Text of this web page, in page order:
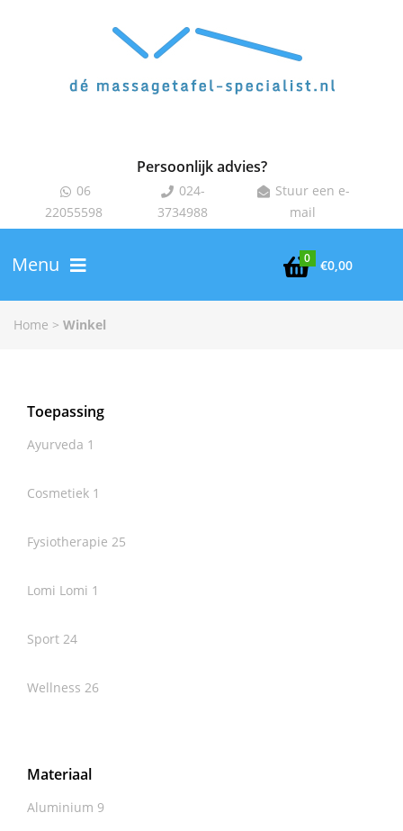
Persoonlijk advies?
 06
22055598
 024-
3734988
 Stuur een e-
mail

0 €0,00
Menu
Home > Winkel
Toepassing
Ayurveda 1
Cosmetiek 1
Fysiotherapie 25
Lomi Lomi 1
Sport 24
Wellness 26
Materiaal
Aluminium 9